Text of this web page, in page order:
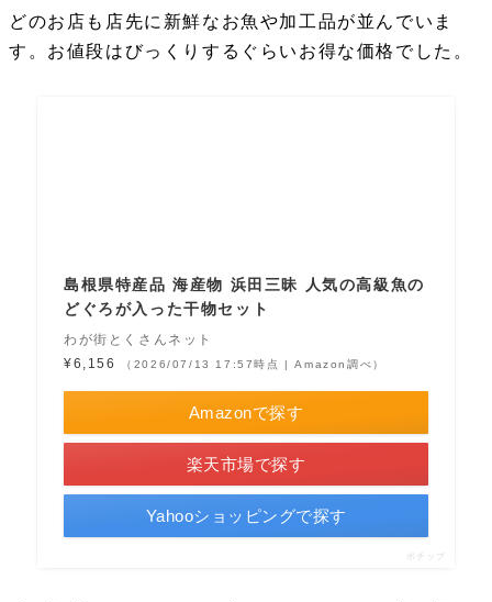
どのお店も店先に新鮮なお魚や加工品が並んでいま
す。お値段はびっくりするぐらいお得な価格でした。
島根県特産品 海産物 浜田三昧 人気の高級魚の
どぐろが入った干物セット
わが街とくさんネット
¥6,156
（2026/07/13 17:57時点 | Amazon調べ）
Amazonで探す
楽天市場で探す
Yahooショッピングで探す
ポチップ